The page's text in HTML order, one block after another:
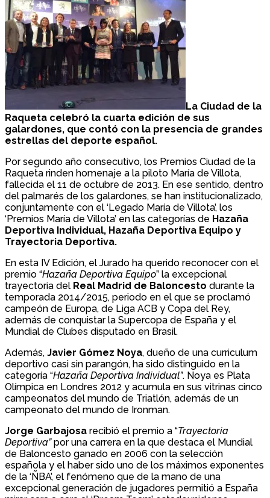
La Ciudad de la
Raqueta celebró la cuarta edición de sus
galardones, que contó con la presencia de grandes
estrellas del deporte español.
Por segundo año consecutivo, los Premios Ciudad de la
Raqueta rinden homenaje a la piloto María de Villota,
fallecida el 11 de octubre de 2013. En ese sentido, dentro
del palmarés de los galardones, se han institucionalizado,
conjuntamente con el ‘Legado María de Villota’, los
‘Premios María de Villota’ en las categorías de Hazaña
Deportiva Individual, Hazaña Deportiva Equipo y
Trayectoria Deportiva.
En esta IV Edición, el Jurado ha querido reconocer con el
premio “Hazaña Deportiva Equipo” la excepcional
trayectoria del Real Madrid de Baloncesto durante la
temporada 2014/2015, periodo en el que se proclamó
campeón de Europa, de Liga ACB y Copa del Rey,
además de conquistar la Supercopa de España y el
Mundial de Clubes disputado en Brasil.
Además, Javier Gómez Noya, dueño de una curriculum
deportivo casi sin parangón, ha sido distinguido en la
categoría “Hazaña Deportiva Individual”. Noya es Plata
Olímpica en Londres 2012 y acumula en sus vitrinas cinco
campeonatos del mundo de Triatlón, además de un
campeonato del mundo de Ironman.
Jorge Garbajosa recibió el premio a “Trayectoria
Deportiva”por una carrera en la que destaca el Mundial
de Baloncesto ganado en 2006 con la selección
española y el haber sido uno de los máximos exponentes
de la ‘ÑBA’, el fenómeno que de la mano de una
excepcional generación de jugadores permitió a España